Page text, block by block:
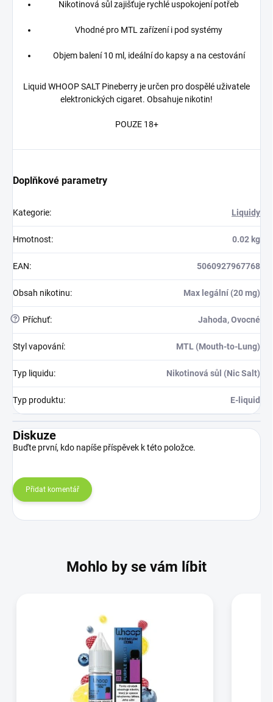
Nikotinová sůl zajišťuje rychlé uspokojení potřeb
Vhodné pro MTL zařízení i pod systémy
Objem balení 10 ml, ideální do kapsy a na cestování
Liquid WHOOP SALT Pineberry je určen pro dospělé uživatele
elektronických cigaret. Obsahuje nikotin!
POUZE 18+
Doplňkové parametry
Kategorie: Liquidy
Hmotnost: 0.02 kg
EAN: 5060927967768
Obsah nikotinu: Max legální (20 mg)
? Příchuť: Jahoda, Ovocné
Styl vapování: MTL (Mouth-to-Lung)
Typ liquidu: Nikotinová sůl (Nic Salt)
Typ produktu: E-liquid
Diskuze
Buďte první, kdo napíše příspěvek k této položce.
Přidat komentář
Mohlo by se vám líbit